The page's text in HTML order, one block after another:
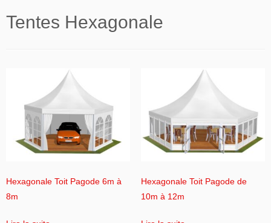
Tentes Hexagonale
Hexagonale Toit Pagode 6m à
8m
Hexagonale Toit Pagode de
10m à 12m